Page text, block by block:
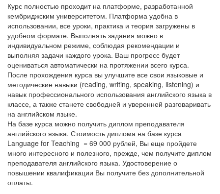
Курс полностью проходит на платформе, разработанной
кембриджским университетом. Платформа удобна в
использовании, все уроки, практика и теория загружены в
удобном формате. Выполнять задания можно в
индивидуальном режиме, соблюдая рекомендации и
выполняя задачи каждого урока. Ваш прогресс будет
оцениваться автоматически на протяжении всего курса.
После прохождения курса вы улучшите все свои языковые и
методические навыки (reading, writing, speaking, listening) и
навык профессионального использования английского языка в
классе, а также станете свободней и уверенней разговаривать
на английском языке.
На базе курса можно получить диплом преподавателя
английского языка. Стоимость диплома на базе курса
Language for Teaching = 69 000 рублей, Вы еще пройдете
много интересного и полезного, прежде, чем получите диплом
преподавателя английского языка. Удостоверение о
повышении квалификации Вы получите без дополнительной
оплаты.